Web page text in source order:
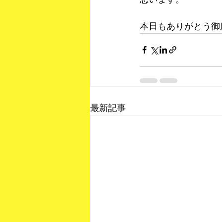
本日もありがとう御
最新記事